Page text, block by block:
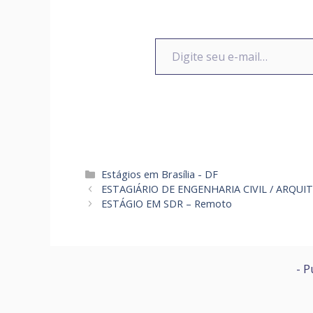
Digite seu e-mail…
Categorias
Estágios em Brasília - DF
ESTAGIÁRIO DE ENGENHARIA CIVIL /
ESTÁGIO EM SDR – Remoto
-